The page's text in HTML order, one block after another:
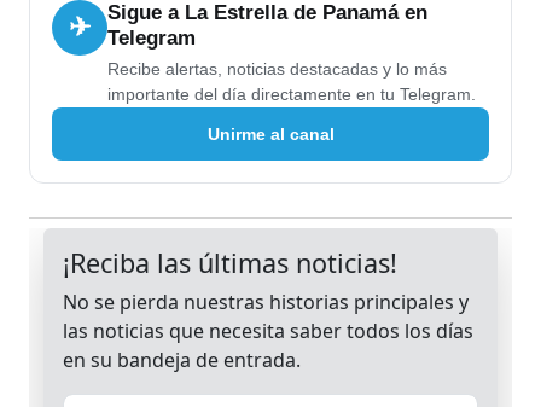
✈
Sigue a La Estrella de Panamá en
Telegram
Recibe alertas, noticias destacadas y lo más
importante del día directamente en tu Telegram.
Unirme al canal